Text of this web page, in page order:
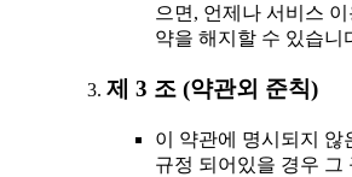
으면, 언제나 서비스
약을 해지할 수 있습니
제 3 조 (약관외 준칙)
이 약관에 명시되지 않
규정 되어있을 경우 그